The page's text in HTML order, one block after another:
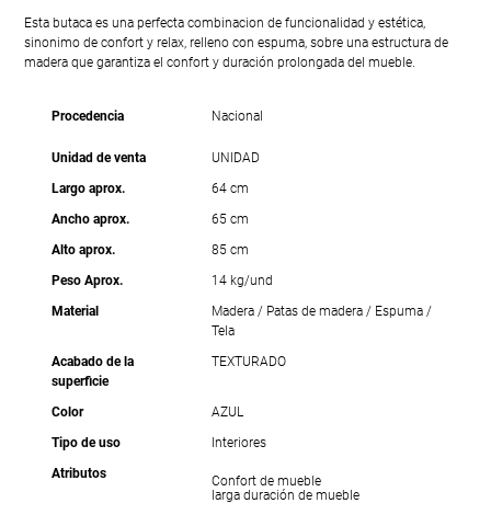
Esta butaca es una perfecta combinacion de funcionalidad y estética,
sinonimo de confort y relax, relleno con espuma, sobre una estructura de
madera que garantiza el confort y duración prolongada del mueble.
Procedencia Nacional
Unidad de venta
UNIDAD
Largo aprox.
64 cm
Ancho aprox.
65 cm
Alto aprox.
85 cm
Peso Aprox.
14 kg/und
Material
Madera / Patas de madera / Espuma /
Tela
Acabado de la
superficie
TEXTURADO
Color
AZUL
Tipo de uso
Interiores
Atributos
Confort de mueble
larga duración de mueble